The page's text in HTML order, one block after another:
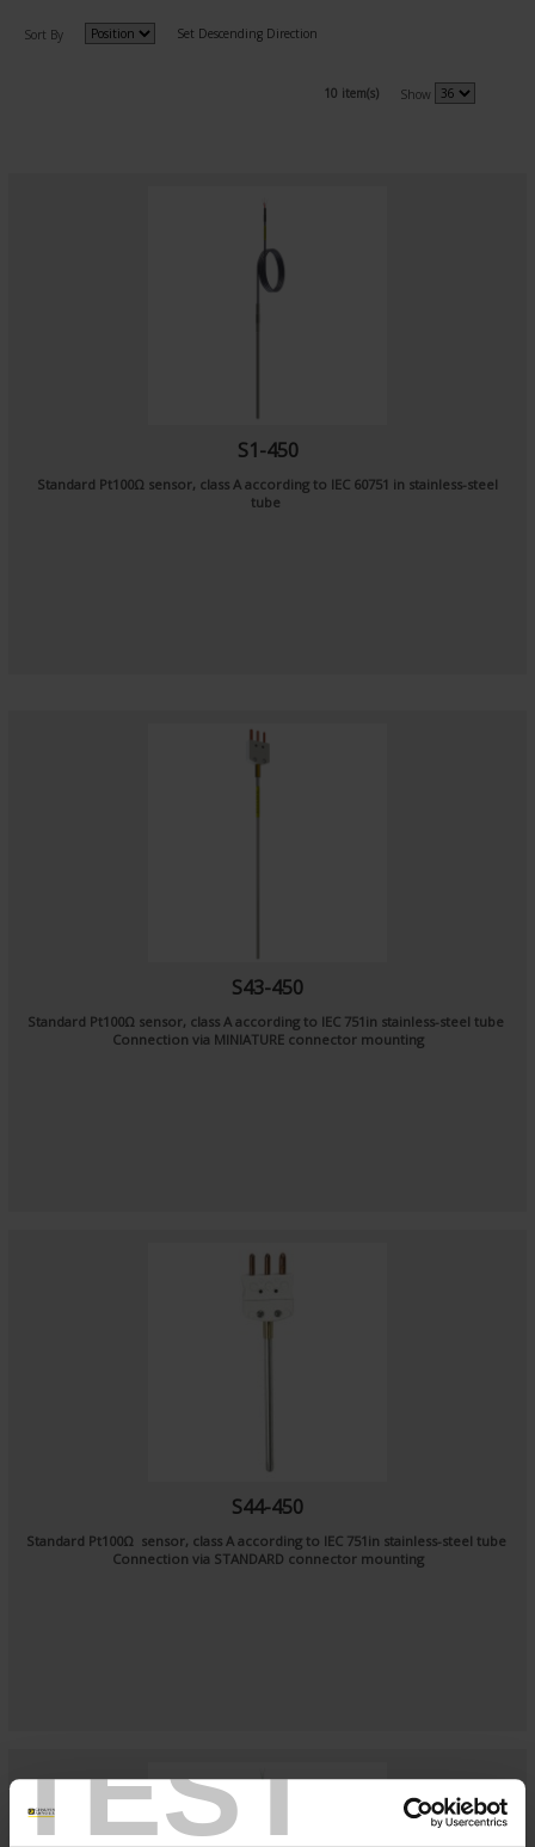
TEST
Sort By Set Descending Direction
10 item(s) Show
S1-450
Standard Pt100Ω sensor, class A according to IEC 60751 in stainless-steel
tube
S43-450
Standard Pt100Ω sensor, class A according to IEC 751in stainless-steel tube
Connection via MINIATURE connector mounting
S44-450
Standard Pt100Ω sensor, class A according to IEC 751in stainless-steel tube
Connection via STANDARD connector mounting